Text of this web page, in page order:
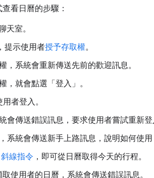
看日曆的步驟：
天室。
提示使用者授予存取權。
，系統會重新傳送先前的歡迎訊息。
，就會點選「登入」 。
者登入。
會傳送錯誤訊息，要求使用者嘗試重新
系統會傳送新手上路訊息，說明如何使用
斜線指令 ，即可從日曆取得今天的行程。
使用者的日曆，系統會傳送錯誤訊息。